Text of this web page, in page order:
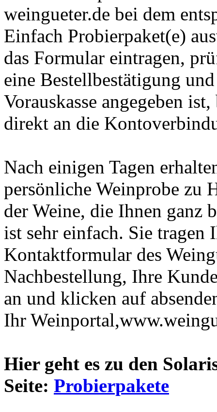
weingueter.de bei dem
Einfach Probierpaket(e)
das Formular eintragen,
eine Bestellbestätigung
Vorauskasse angegeben
direkt an die
Nach einigen Tagen
persönliche Weinprobe zu
der Weine, die Ihnen ganz
ist sehr einfach. Sie tragen
Kontaktformular des
Nachbestellung, Ihre
an und klicken auf
Ihr
Hier geht es zu den
Seite: Probierpakete